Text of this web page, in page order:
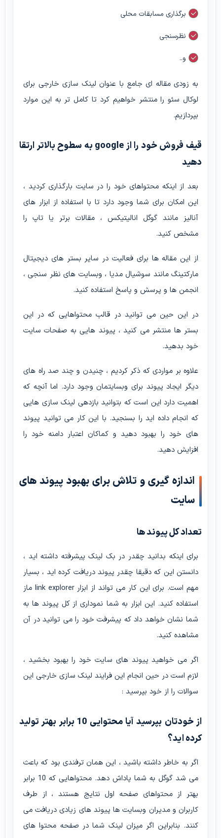
برگذاری مسابقات محلی
نظرسنجی
و..
به زودی مقاله ای جامع با عنوان لینک سازی خارجی برای
لوکال سئو را منتشر خواهیم کرد تا کامل تر به این موارد
بپردازیم.
قیف فروش خود را از google به سطوح بالاتر ارتقا
دهید
بعد از اینکه محتواهای خود را در سایت بارگذاری کردید ،
این امکان برای شما وجود دارد تا با استفاده از ابزار های
آنالیز مانند گوگل انالیتیکس ، مقالات برتر یا تاپ را
مشخص کنید.
از این مقاله ها برای فعالیت در سایر بستر های دیجیتال
مارکتینگ مانند سوشیال مدیا ، وبسایت های نظر سنجی ،
انجمن ها و پرسش و پاسخ استفاده کنید.
در این حین می توانید در قالب محتواهایی که در این
بستر ها منتشر می کنید ، پیوند هایی به صفحات سایت
خود بدهید.
علاوه بر مواردی که ذکر کردیم ، چنیدن و چند صد راه های
دیگر ایجاد پیوند برای وبسایتمان وجود دارد. اما آنچه که
اهمیت دارد این است که بتوانید بازدهی لینک سازی هایی
که انجام داده اید را بسنجید. با این کار می توانید پیوند
های خود را بهبود دهید و کماکان اعتبار دامنه خود را
افزایش دهید.
اندازه گیری و تلاش برای بهبود پیوند های
سایت
تعداد کل پیوند ها
برای اینکه بدانید چقدر در بک لینک پیشرفته داشته اید ،
دانستن این که دقیقا چقدر پیوند دریافت کرده اید ، بسیار
مهم است. برای این کار می تواند از ابزار link explorer ماز
استفاده کنید. این ابزار به شما نموداری از کل پیوند ها به
شما نشان خواهد داد که پیشرفت خود را می توانید در آن
مشاهده کنید.
اگر می خواهید پیوند های سایت خود را بهبود بخشید ،
لازم است در حین انجام این فرایند لینک سازی خارجی این
سوالات را از خود بپرسید :
از خودتان بپرسید آیا محتوایی 10 برابر بهتر تولید
کرده اید؟
اگر به خاطر داشته باشید ، این همان ترفندی بود که باعث
می شد گوگل به شما پاداش دهد. محتواهایی که 10 برابر
بهتر از محتواهای صفحه اول نتایج هستند ، از طرف
کاربران و مدیران وبسایت ها پیوند های زیادی دریافت می
کنند. بنابراین اگر میزان لینک شما در صفحه محتوا های